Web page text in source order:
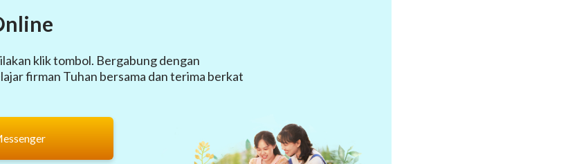
klik tombol. Bergabung dengan
firman Tuhan bersama dan terima berkat